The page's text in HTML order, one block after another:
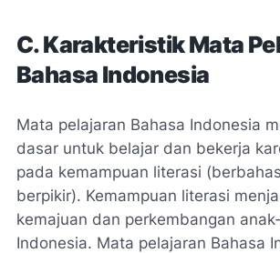
C. Karakteristik Mata
Bahasa Indonesia
Mata pelajaran Bahasa Indonesia
dasar untuk belajar dan bekerja
pada kemampuan literasi
berpikir). Kemampuan literasi
kemajuan dan perkembangan
Indonesia. Mata pelajaran Bahasa